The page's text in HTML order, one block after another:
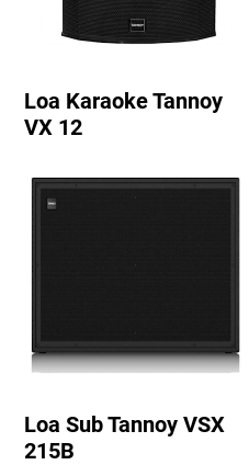
Loa Karaoke Tannoy
VX 12
Loa Sub Tannoy VSX
215B